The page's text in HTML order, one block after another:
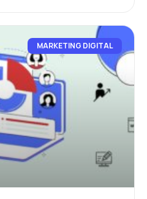
MARKETING DIGITAL